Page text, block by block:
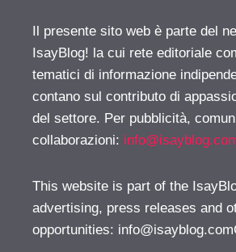
Il presente sito web è parte del
IsayBlog! la cui rete editoriale
tematici di informazione
contano sul contributo di
del settore. Per pubblicità,
collaborazioni:
This website is part of the
advertising, press releases and
opportunities: